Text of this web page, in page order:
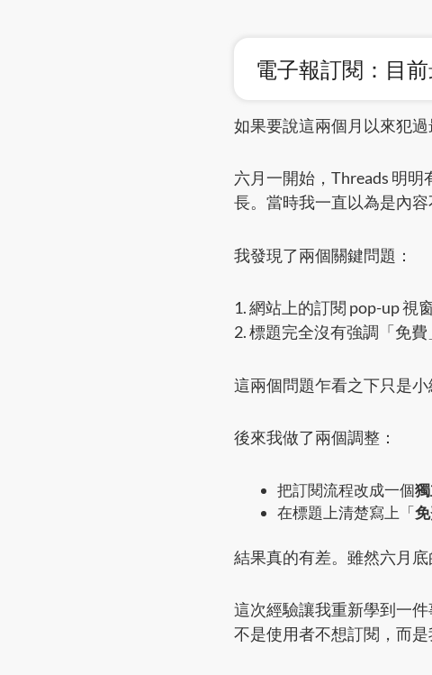
電子報訂閱：目
如果要說這兩個月以來犯
六月一開始，Threads 明
長。當時我一直以為是內
我發現了兩個關鍵問題：
1. 網站上的訂閱 pop-up 視
2. 標題完全沒有強調「免費
這兩個問題乍看之下只是
後來我做了兩個調整：
把訂閱流程改成一個
在標題上清楚寫上「
結果真的有差。雖然六月
這次經驗讓我重新學到一件
不是使用者不想訂閱，而是